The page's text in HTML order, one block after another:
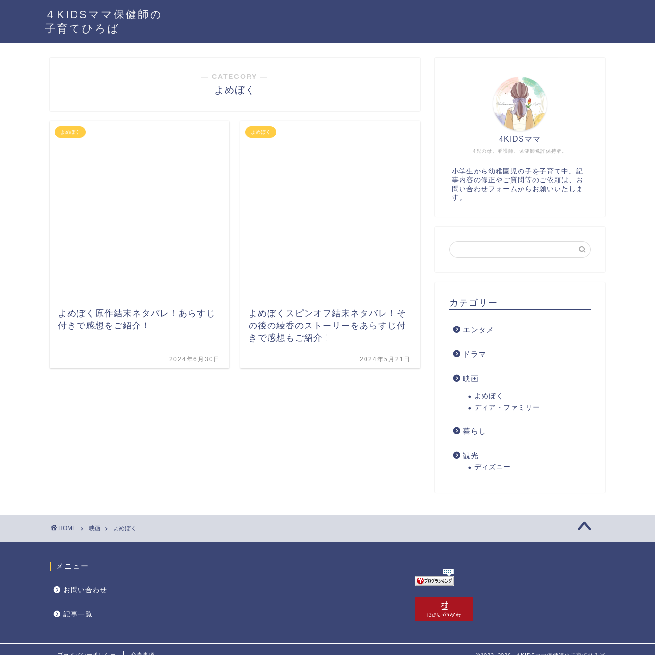
４KIDSママ保健師の
子育てひろば
― CATEGORY ―
よめぼく
よめぼく
よめぼく原作結末ネタバレ！あらすじ
付きで感想をご紹介！
2024年6月30日
よめぼく
よめぼくスピンオフ結末ネタバレ！そ
の後の綾香のストーリーをあらすじ付
きで感想もご紹介！
2024年5月21日
4児の母。看護師、保健師免許保持者。
4KIDSママ
小学生から幼稚園児の子を子育て中。記
事内容の修正やご質問等のご依頼は、お
問い合わせフォームからお願いいたしま
す。
カテゴリー
エンタメ
ドラマ
映画
よめぼく
ディア・ファミリー
暮らし
観光
ディズニー
HOME 映画 よめぼく
メニュー
お問い合わせ
記事一覧